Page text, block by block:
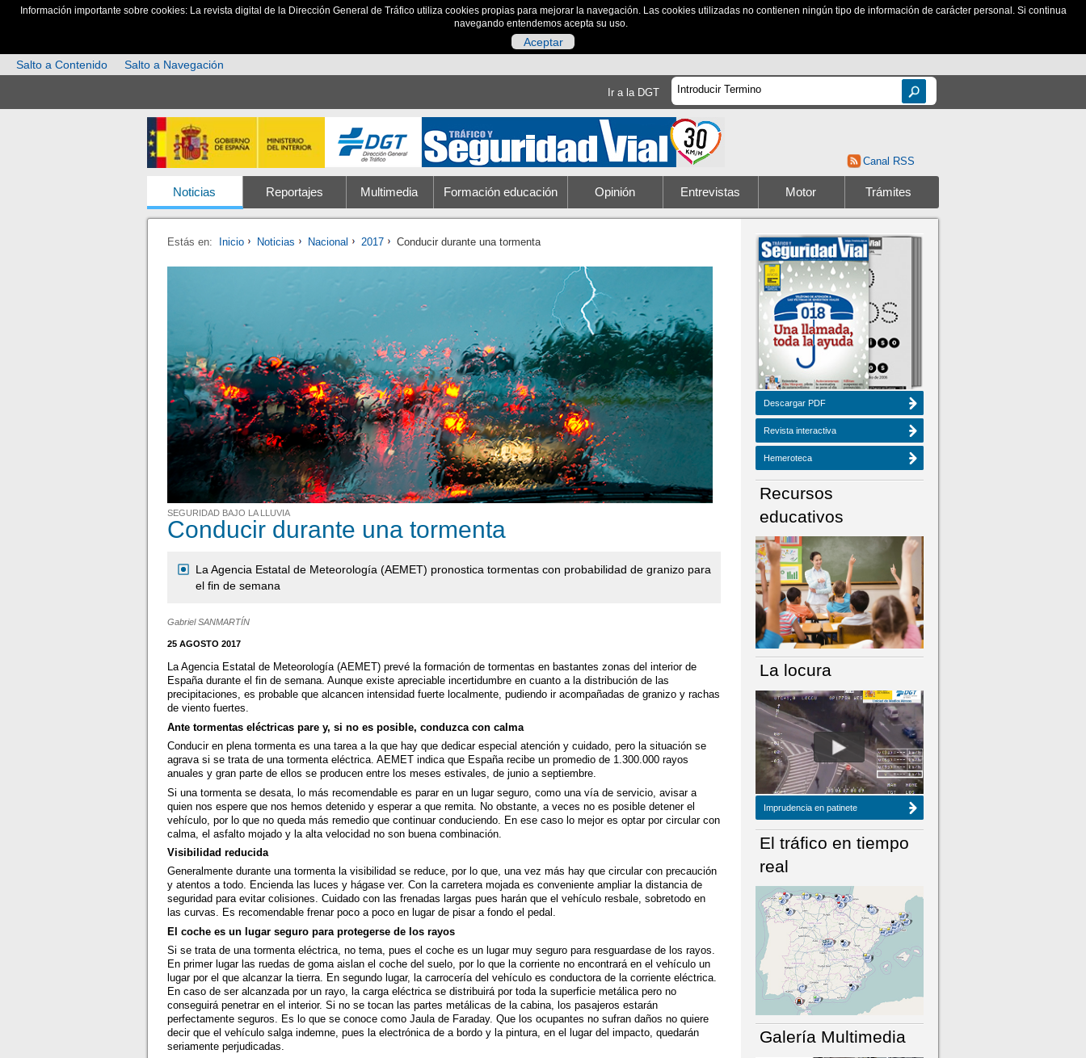
Información importante sobre cookies: La revista digital de la Dirección General de Tráfico utiliza cookies propias para mejorar la navegación. Las cookies utilizadas no contienen ningún tipo de información de carácter personal. Si continua
navegando entendemos acepta su uso.
Aceptar
Salto a Contenido
Salto a Navegación
Ir a la DGT
Canal RSS
Noticias Reportajes Multimedia Formación educación Opinión Entrevistas Motor Trámites
Estás en: Inicio Noticias Nacional 2017 Conducir durante una tormenta
SEGURIDAD BAJO LA LLUVIA
Conducir durante una tormenta
La Agencia Estatal de Meteorología (AEMET) pronostica tormentas con probabilidad de granizo para
el fin de semana
Gabriel SANMARTÍN
25 AGOSTO 2017
La Agencia Estatal de Meteorología (AEMET) prevé la formación de tormentas en bastantes zonas del interior de
España durante el fin de semana. Aunque existe apreciable incertidumbre en cuanto a la distribución de las
precipitaciones, es probable que alcancen intensidad fuerte localmente, pudiendo ir acompañadas de granizo y rachas
de viento fuertes.
Ante tormentas eléctricas pare y, si no es posible, conduzca con calma
Conducir en plena tormenta es una tarea a la que hay que dedicar especial atención y cuidado, pero la situación se
agrava si se trata de una tormenta eléctrica. AEMET indica que España recibe un promedio de 1.300.000 rayos
anuales y gran parte de ellos se producen entre los meses estivales, de junio a septiembre.
Si una tormenta se desata, lo más recomendable es parar en un lugar seguro, como una vía de servicio, avisar a
quien nos espere que nos hemos detenido y esperar a que remita. No obstante, a veces no es posible detener el
vehículo, por lo que no queda más remedio que continuar conduciendo. En ese caso lo mejor es optar por circular con
calma, el asfalto mojado y la alta velocidad no son buena combinación.
Visibilidad reducida
Generalmente durante una tormenta la visibilidad se reduce, por lo que, una vez más hay que circular con precaución
y atentos a todo. Encienda las luces y hágase ver. Con la carretera mojada es conveniente ampliar la distancia de
seguridad para evitar colisiones. Cuidado con las frenadas largas pues harán que el vehículo resbale, sobretodo en
las curvas. Es recomendable frenar poco a poco en lugar de pisar a fondo el pedal.
El coche es un lugar seguro para protegerse de los rayos
Si se trata de una tormenta eléctrica, no tema, pues el coche es un lugar muy seguro para resguardase de los rayos.
En primer lugar las ruedas de goma aislan el coche del suelo, por lo que la corriente no encontrará en el vehículo un
lugar por el que alcanzar la tierra. En segundo lugar, la carrocería del vehículo es conductora de la corriente eléctrica.
En caso de ser alcanzada por un rayo, la carga eléctrica se distribuirá por toda la superficie metálica pero no
conseguirá penetrar en el interior. Si no se tocan las partes metálicas de la cabina, los pasajeros estarán
perfectamente seguros. Es lo que se conoce como Jaula de Faraday. Que los ocupantes no sufran daños no quiere
decir que el vehículo salga indemne, pues la electrónica de a bordo y la pintura, en el lugar del impacto, quedarán
seriamente perjudicadas.
NÚMERO ACTUAL HEMEROTECA
Descargar PDF
Revista interactiva
Hemeroteca
Recursos
educativos
La locura
Imprudencia en patinete
El tráfico en tiempo
real
Galería Multimedia